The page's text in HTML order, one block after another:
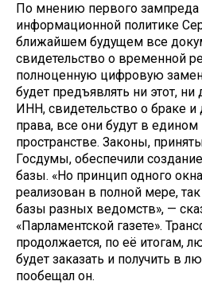
По мнению первого
информационной политике
ближайшем будущем все
свидетельство о временной
полноценную цифровую
будет предъявлять ни этот,
ИНН, свидетельство о браке
права, все они будут в
пространстве. Законы,
Госдумы, обеспечили
базы. «Но принцип одного
реализован в полной мере,
базы разных ведомств», —
«Парламентской газете».
продолжается, по её итогам,
будет заказать и получить в
пообещал он.